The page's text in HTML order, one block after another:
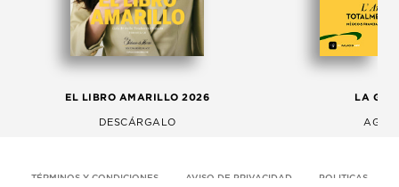
EL LIBRO AMARILLO 2026
DESCÁRGALO
LA
TÉRMINOS Y CONDICIONES AVISO DE PRIVACIDAD POLITICAS